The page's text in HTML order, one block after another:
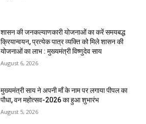
शासन की जनकल्याणकारी योजनाओं का करें समयबद्ध
क्रियान्वयन, प्रत्येक पात्र व्यक्ति को मिले शासन की
योजनाओं का लाभ : मुख्यमंत्री विष्णुदेव साय
August 6, 2026
मुख्यमंत्री साय ने अपनी माँ के नाम पर लगाया पीपल का
पौधा, वन महोत्सव-2026 का हुआ शुभारंभ
August 5, 2026